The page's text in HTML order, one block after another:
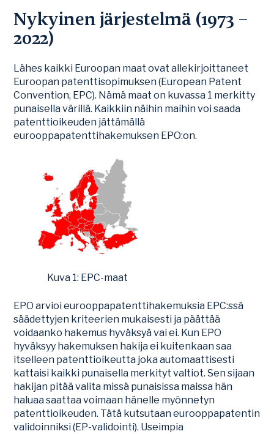
Nykyinen järjestelmä (1973 –
2022)
Lähes kaikki Euroopan maat ovat allekirjoittaneet
Euroopan patenttisopimuksen (European Patent
Convention, EPC). Nämä maat on kuvassa 1 merkitty
punaisella värillä. Kaikkiin näihin maihin voi saada
patenttioikeuden jättämällä
eurooppapatenttihakemuksen EPO:on.
Kuva 1: EPC-maat
EPO arvioi eurooppapatenttihakemuksia EPC:ssä
säädettyjen kriteerien mukaisesti ja päättää
voidaanko hakemus hyväksyä vai ei. Kun EPO
hyväksyy hakemuksen hakija ei kuitenkaan saa
itselleen patenttioikeutta joka automaattisesti
kattaisi kaikki punaisella merkityt valtiot. Sen sijaan
hakijan pitää valita missä punaisissa maissa hän
haluaa saattaa voimaan hänelle myönnetyn
patenttioikeuden. Tätä kutsutaan eurooppapatentin
validoinniksi (EP-validointi). Useimpia